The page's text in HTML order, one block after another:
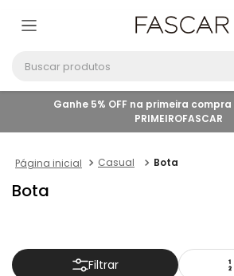
Ganhe 5% OFF na primeira compra
PRIMEIROFASCAR
Casual Bota
Bota
Filtrar